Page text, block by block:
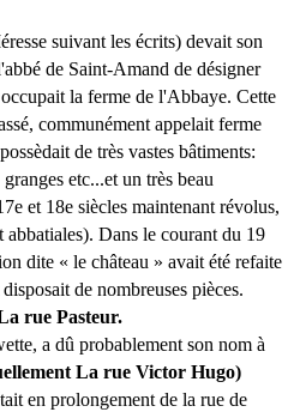
suivant les écrits) devait son
de Saint-Amand de désigner
la ferme de l'Abbaye. Cette
communément appelait ferme
de très vastes bâtiments:
etc...et un très beau
et 18e siècles maintenant révolus,
abbatiales). Dans le courant du 19
dite « le château » avait été refaite
de nombreuses pièces.
rue Pasteur.
a dû probablement son nom à
La rue Victor Hugo)
en prolongement de la rue de